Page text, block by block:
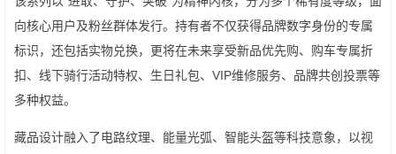
向核心用户及粉丝群体发行。持有者不仅获得品牌数字身份的专属
标识，还包括实物兑换，更将在未来享受新品优先购、购车专属折
扣、线下骑行活动特权、生日礼包、VIP维修服务、品牌共创投票等
多种权益。
藏品设计融入了电路纹理、能量光弧、智能头盔等科技意象，以视